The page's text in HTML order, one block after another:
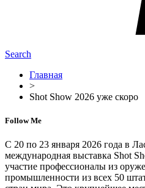
Search
Главная
>
Shot Show 2026 уже скоро
Follow Me
C 20 по 23 января 2026 года в
международная выставка Shot
участие профессионалы из
промышленности из всех 50